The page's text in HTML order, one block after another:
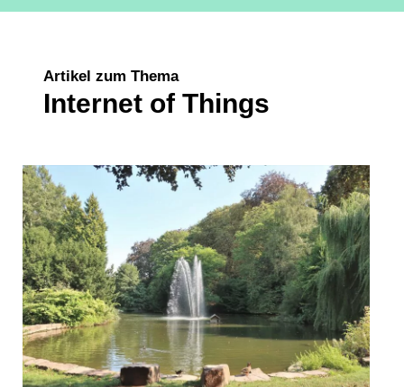
Artikel zum Thema
Internet of Things